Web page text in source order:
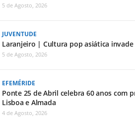
5 de Agosto, 2026
JUVENTUDE
Laranjeiro | Cultura pop asiática invade
5 de Agosto, 2026
EFEMÉRIDE
Ponte 25 de Abril celebra 60 anos com
Lisboa e Almada
4 de Agosto, 2026